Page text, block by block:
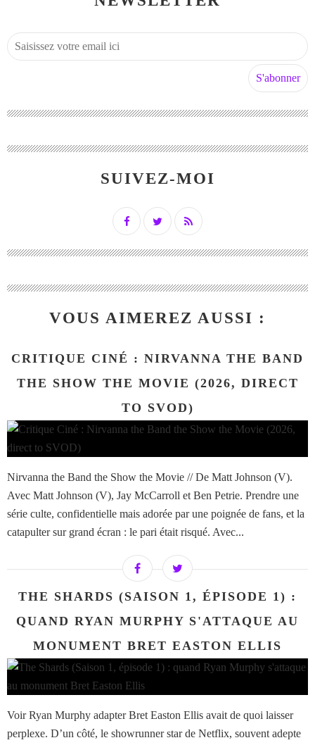
SUIVEZ-MOI
VOUS AIMEREZ AUSSI :
CRITIQUE CINÉ : NIRVANNA THE BAND
THE SHOW THE MOVIE (2026, DIRECT
TO SVOD)
Nirvanna the Band the Show the Movie // De Matt Johnson (V).
Avec Matt Johnson (V), Jay McCarroll et Ben Petrie. Prendre une
série culte, confidentielle mais adorée par une poignée de fans, et la
catapulter sur grand écran : le pari était risqué. Avec...
THE SHARDS (SAISON 1, ÉPISODE 1) :
QUAND RYAN MURPHY S'ATTAQUE AU
MONUMENT BRET EASTON ELLIS
Voir Ryan Murphy adapter Bret Easton Ellis avait de quoi laisser
perplexe. D’un côté, le showrunner star de Netflix, souvent adepte